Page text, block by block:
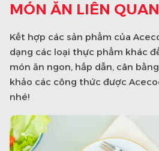
MÓN ĂN LIÊN QUAN
Kết hợp các sản phẩm của
dạng các loại thực phẩm khác
món ăn ngon, hấp dẫn, cân
khảo các công thức được
nhé!